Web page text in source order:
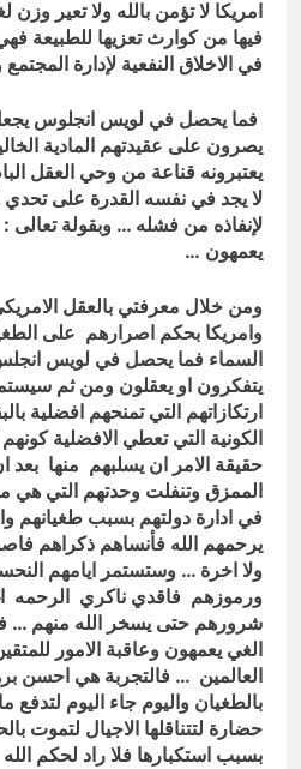
توشكا سيّدُ الموقف
تُجدِّد معادلةَ الردع.
امريكا لا تؤمن بالله ولا تعير
فيها من كوارث تعزيها للطبيعة
في الاخلاق النفعية لإدارة
فما يحصل في لويس انجلوس
يصرون على عقيدتهم المادية
يعتبرونه قناعة من وحي العقل
لا يجد في نفسه القدرة على تحدي
لإنفاذه من فشله … وبقولة
يعمهون …
ومن خلال معرفتي بالعقل
وامريكا بحكم اصرارهم على
السماء فما يحصل في لويس انجلس
يتفكرون او يعقلون ومن ثم
ارتكازاتهم التي تمنحهم افضلية
الكونية التي تعطي الافضلية
حقيقة الامر ان يسلبهم منها بعد
الممزق وتنفلت وحدتهم التي هي
في ادارة دولتهم بسبب طغيانهم
يرحمهم الله فأنساهم ذكراهم
ولا اخرة … وستستمر ايامهم
ورموزهم فاقدي ناكري الرحمه
شرورهم حتى يسخر الله منهم …
الغي يعمهون وعاقبة الامور
العالمين … فالتجربة هي احسن
بالطغيان واليوم جاء اليوم لتدفع
حضارة لتتناقلها الاجيال لتموت
بسبب استكبارها فلا راد لحكم الله